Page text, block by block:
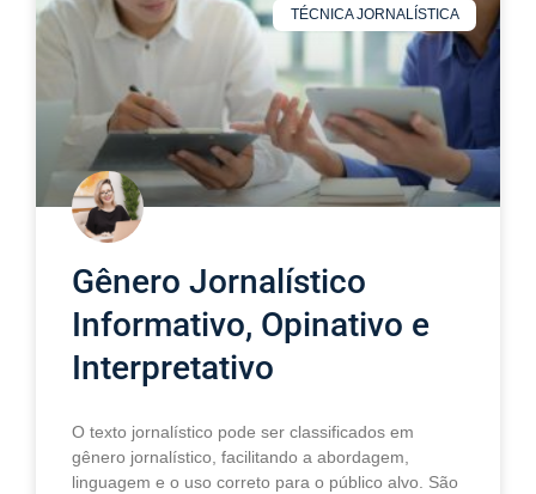
TÉCNICA JORNALÍSTICA
Gênero Jornalístico
Informativo, Opinativo e
Interpretativo
O texto jornalístico pode ser classificados em
gênero jornalístico, facilitando a abordagem,
linguagem e o uso correto para o público alvo. São